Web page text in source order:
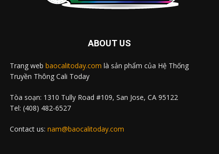
ABOUT US
Trang web baocalitoday.com là sản phẩm của Hệ Thống
Truyền Thông Cali Today
Tòa soạn: 1310 Tully Road #109, San Jose, CA 95122
Tel: (408) 482-6527
Contact us: nam@baocalitoday.com